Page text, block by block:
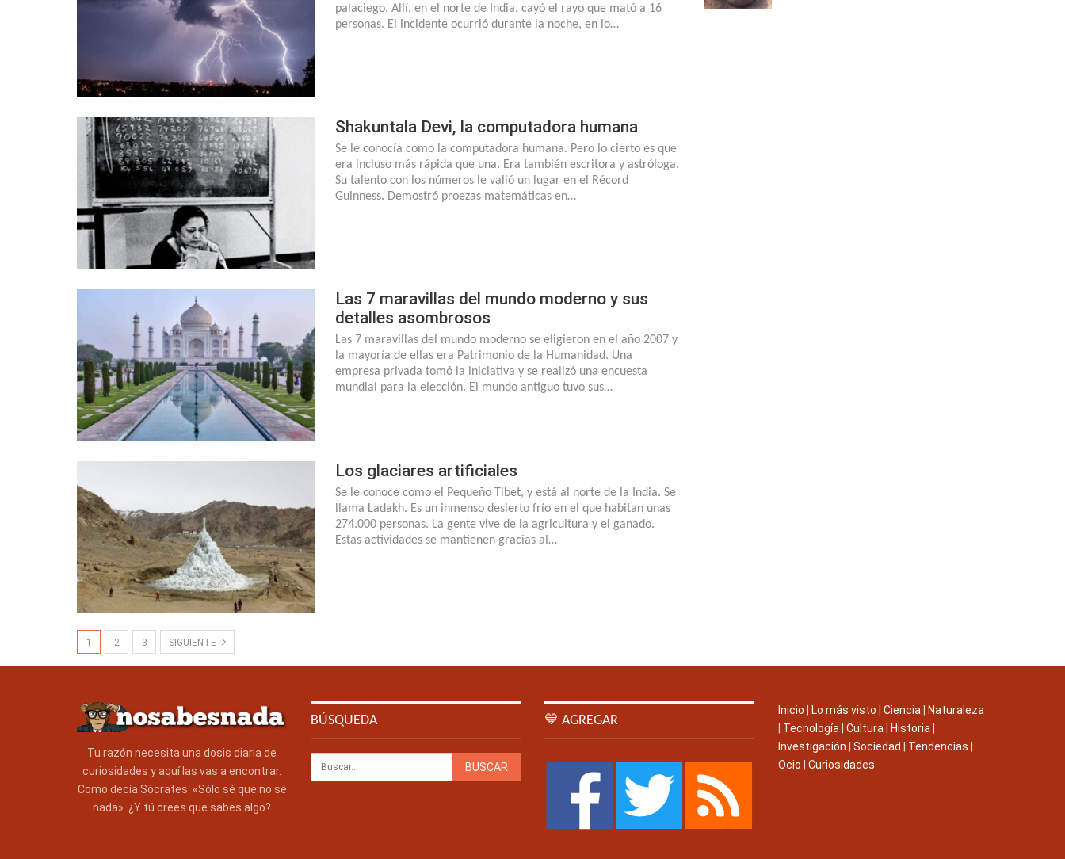
palaciego. Allí, en el norte de India, cayó el rayo que mató a 16
personas. El incidente ocurrió durante la noche, en lo…
Shakuntala Devi, la computadora humana
Se le conocía como la computadora humana. Pero lo cierto es que
era incluso más rápida que una. Era también escritora y astróloga.
Su talento con los números le valió un lugar en el Récord
Guinness. Demostró proezas matemáticas en…
Las 7 maravillas del mundo moderno y sus
detalles asombrosos
Las 7 maravillas del mundo moderno se eligieron en el año 2007 y
la mayoría de ellas era Patrimonio de la Humanidad. Una
empresa privada tomó la iniciativa y se realizó una encuesta
mundial para la elección. El mundo antiguo tuvo sus…
Los glaciares artificiales
Se le conoce como el Pequeño Tibet, y está al norte de la India. Se
llama Ladakh. Es un inmenso desierto frío en el que habitan unas
274.000 personas. La gente vive de la agricultura y el ganado.
Estas actividades se mantienen gracias al…
1 2 3 SIGUIENTE
Tu razón necesita una dosis diaria de
curiosidades y aquí las vas a encontrar.
Como decía Sócrates: «Sólo sé que no sé
nada». ¿Y tú crees que sabes algo?
BÚSQUEDA 💙 AGREGAR
Inicio Lo más visto Ciencia
Naturaleza
Tecnología Cultura Historia
Investigación
Sociedad Tendencias
Ocio
Curiosidades